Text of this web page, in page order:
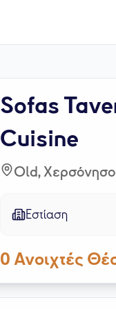
Sofas
Cuisine
Old,
Εστίαση
0 Ανοιχτές